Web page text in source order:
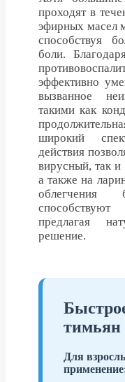
проходят в
эфирных масел
способствуя
боли.
эффективно
вызванное
такими как
широкий
действия
вирусный, так и
а также на
способствуют
предлагая
решение.
тимьян
Для